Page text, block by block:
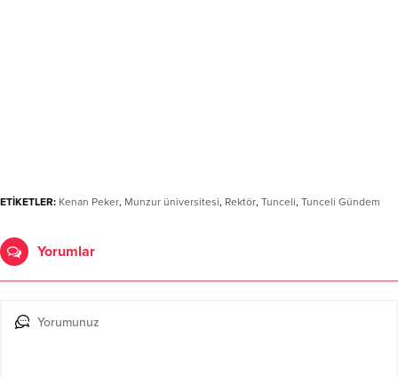
ETİKETLER: Kenan Peker, Munzur üniversitesi, Rektör, Tunceli, Tunceli Gündem
Yorumlar